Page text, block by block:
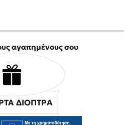
αγαπημένους σου
ΔΙΟΠΤΡΑ